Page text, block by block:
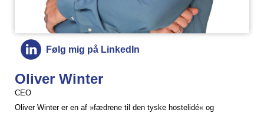
Følg mig på LinkedIn
Oliver Winter
CEO
Oliver Winter er en af »fædrene til den tyske hostelidé« og